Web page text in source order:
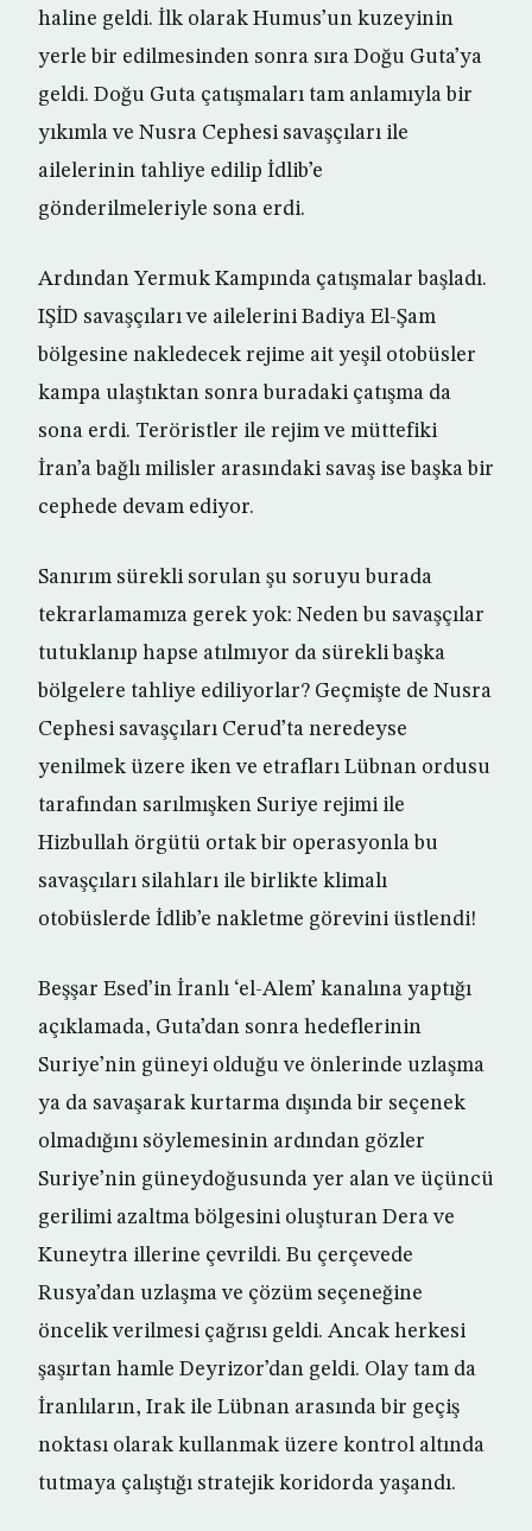
haline geldi. İlk olarak Humus’un kuzeyinin
yerle bir edilmesinden sonra sıra Doğu Guta’ya
geldi. Doğu Guta çatışmaları tam anlamıyla bir
yıkımla ve Nusra Cephesi savaşçıları ile
ailelerinin tahliye edilip İdlib’e
gönderilmeleriyle sona erdi.
Ardından Yermuk Kampında çatışmalar başladı.
IŞİD savaşçıları ve ailelerini Badiya El-Şam
bölgesine nakledecek rejime ait yeşil otobüsler
kampa ulaştıktan sonra buradaki çatışma da
sona erdi. Teröristler ile rejim ve müttefiki
İran’a bağlı milisler arasındaki savaş ise başka bir
cephede devam ediyor.
Sanırım sürekli sorulan şu soruyu burada
tekrarlamamıza gerek yok: Neden bu savaşçılar
tutuklanıp hapse atılmıyor da sürekli başka
bölgelere tahliye ediliyorlar? Geçmişte de Nusra
Cephesi savaşçıları Cerud’ta neredeyse
yenilmek üzere iken ve etrafları Lübnan ordusu
tarafından sarılmışken Suriye rejimi ile
Hizbullah örgütü ortak bir operasyonla bu
savaşçıları silahları ile birlikte klimalı
otobüslerde İdlib’e nakletme görevini üstlendi!
Beşşar Esed’in İranlı ‘el-Alem’ kanalına yaptığı
açıklamada, Guta’dan sonra hedeflerinin
Suriye’nin güneyi olduğu ve önlerinde uzlaşma
ya da savaşarak kurtarma dışında bir seçenek
olmadığını söylemesinin ardından gözler
Suriye’nin güneydoğusunda yer alan ve üçüncü
gerilimi azaltma bölgesini oluşturan Dera ve
Kuneytra illerine çevrildi. Bu çerçevede
Rusya’dan uzlaşma ve çözüm seçeneğine
öncelik verilmesi çağrısı geldi. Ancak herkesi
şaşırtan hamle Deyrizor’dan geldi. Olay tam da
İranlıların, Irak ile Lübnan arasında bir geçiş
noktası olarak kullanmak üzere kontrol altında
tutmaya çalıştığı stratejik koridorda yaşandı.